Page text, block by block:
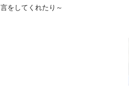
言をしてくれたり～